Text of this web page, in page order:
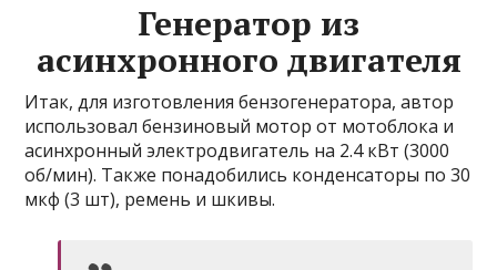
Генератор из
асинхронного двигателя
Итак, для изготовления бензогенератора, автор
использовал бензиновый мотор от мотоблока и
асинхронный электродвигатель на 2.4 кВт (3000
об/мин). Также понадобились конденсаторы по 30
мкф (3 шт), ремень и шкивы.